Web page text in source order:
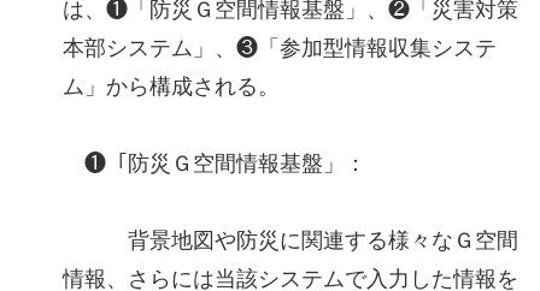
は、❶「防災Ｇ空間情報基盤」、❷「災害対策
本部システム」、❸「参加型情報収集システ
ム」から構成される。
❶「防災Ｇ空間情報基盤」：
背景地図や防災に関連する様々なＧ空間
情報、さらには当該システムで入力した情報を